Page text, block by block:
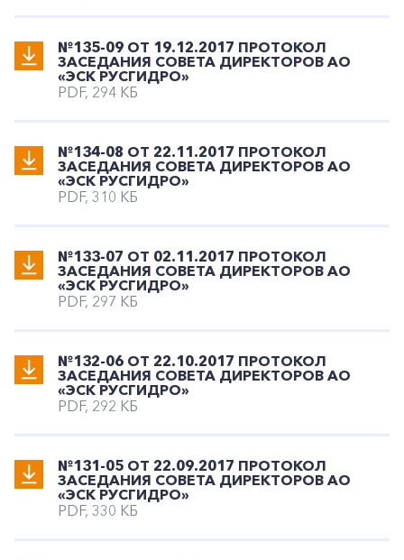
№135-09 ОТ 19.12.2017 ПРОТОКОЛ
ЗАСЕДАНИЯ СОВЕТА ДИРЕКТОРОВ АО
«ЭСК РУСГИДРО»
PDF, 294 КБ
№134-08 ОТ 22.11.2017 ПРОТОКОЛ
ЗАСЕДАНИЯ СОВЕТА ДИРЕКТОРОВ АО
«ЭСК РУСГИДРО»
PDF, 310 КБ
№133-07 ОТ 02.11.2017 ПРОТОКОЛ
ЗАСЕДАНИЯ СОВЕТА ДИРЕКТОРОВ АО
«ЭСК РУСГИДРО»
PDF, 297 КБ
№132-06 ОТ 22.10.2017 ПРОТОКОЛ
ЗАСЕДАНИЯ СОВЕТА ДИРЕКТОРОВ АО
«ЭСК РУСГИДРО»
PDF, 292 КБ
№131-05 ОТ 22.09.2017 ПРОТОКОЛ
ЗАСЕДАНИЯ СОВЕТА ДИРЕКТОРОВ АО
«ЭСК РУСГИДРО»
PDF, 330 КБ